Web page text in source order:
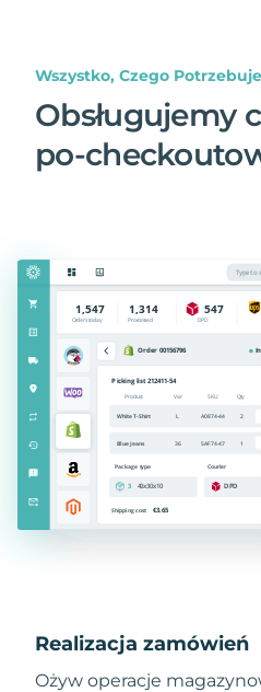
Wszystko, Czego
Obsługujemy
po-
Realizacja zamówień
Ożyw operacje